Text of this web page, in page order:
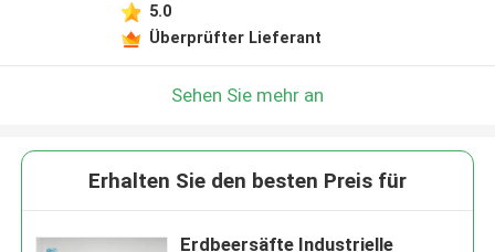
5.0
Überprüfter Lieferant
Sehen Sie mehr an
Erhalten Sie den besten Preis für
Erdbeersäfte Industrielle